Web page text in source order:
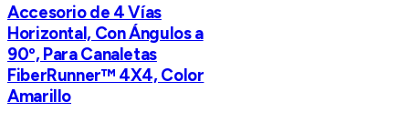
Accesorio de 4 Vías
Horizontal, Con Ángulos a
90º, Para Canaletas
FiberRunner™ 4X4, Color
Amarillo